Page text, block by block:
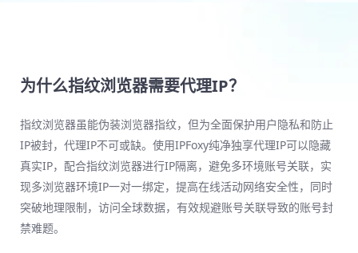
为什么指纹浏览器需要代理IP？
指纹浏览器虽能伪装浏览器指纹，但为全面保护用户隐私和防止
IP被封，代理IP不可或缺。使用IPFoxy纯净独享代理IP可以隐藏
真实IP，配合指纹浏览器进行IP隔离，避免多环境账号关联，实
现多浏览器环境IP一对一绑定，提高在线活动网络安全性，同时
突破地理限制，访问全球数据，有效规避账号关联导致的账号封
禁难题。